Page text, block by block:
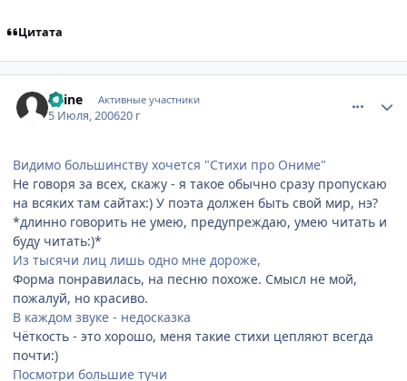
Цитата
Kaine Активные участники
5 Июля, 200620 г
Видимо большинству хочется "Стихи про Ониме"
Не говоря за всех, скажу - я такое обычно сразу пропускаю
на всяких там сайтах:) У поэта должен быть свой мир, нэ?
*длинно говорить не умею, предупреждаю, умею читать и
буду читать:)*
Из тысячи лиц лишь одно мне дороже,
Форма понравилась, на песню похоже. Смысл не мой,
пожалуй, но красиво.
В каждом звуке - недосказка
Чёткость - это хорошо, меня такие стихи цепляют всегда
почти:)
Посмотри большие тучи